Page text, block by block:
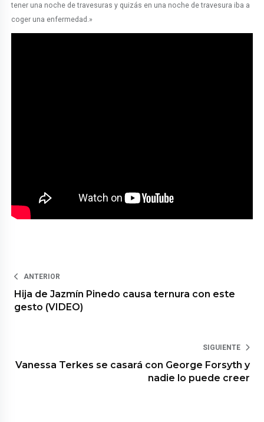
tener una noche de travesuras y quizás en una noche de travesura iba a
coger una enfermedad.»
ANTERIOR
Hija de Jazmín Pinedo causa ternura con este
gesto (VIDEO)
SIGUIENTE
Vanessa Terkes se casará con George Forsyth y
nadie lo puede creer